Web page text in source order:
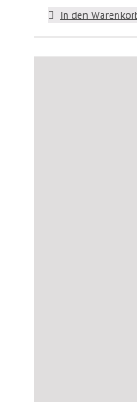
Produkt Kollektion
In den